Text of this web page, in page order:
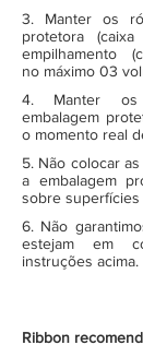
3. Manter os
protetora
empilhamento
no máximo 03
4. Manter
embalagem
o momento real
5. Não colocar
a embalagem
sobre superfícies
6. Não
estejam em
instruções acima.
Ribbon